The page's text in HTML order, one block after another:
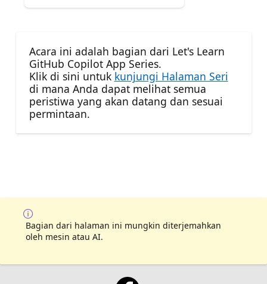
Acara ini adalah bagian dari Let's Learn
GitHub Copilot App Series.
Klik di sini untuk kunjungi Halaman Seri
di mana Anda dapat melihat semua
peristiwa yang akan datang dan sesuai
permintaan.
Bagian dari halaman ini mungkin diterjemahkan
oleh mesin atau AI.